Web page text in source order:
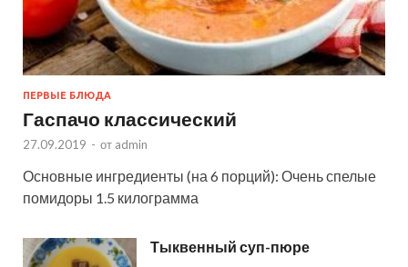
ПЕРВЫЕ БЛЮДА
Гаспачо классический
27.09.2019 - от admin
Основные ингредиенты (на 6 порций): Очень спелые
помидоры 1.5 килограмма
Тыквенный суп-пюре